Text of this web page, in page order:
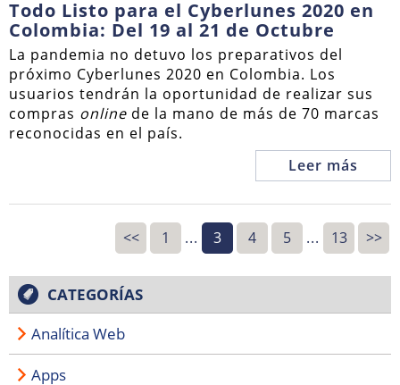
Todo Listo para el Cyberlunes 2020 en
Colombia: Del 19 al 21 de Octubre
La pandemia no detuvo los preparativos del
próximo Cyberlunes 2020 en Colombia. Los
usuarios tendrán la oportunidad de realizar sus
compras online de la mano de más de 70 marcas
reconocidas en el país.
Leer más
<< 1 ... 3 4 5 ... 13 >>
CATEGORÍAS
Analítica Web
Apps